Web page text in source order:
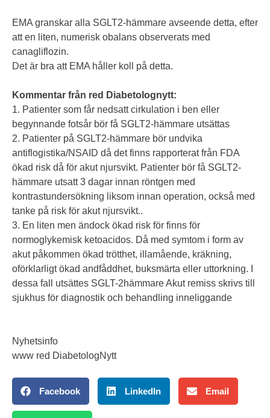
EMA granskar alla SGLT2-hämmare avseende detta, efter
att en liten, numerisk obalans observerats med
canagliflozin.
Det är bra att EMA håller koll på detta.
Kommentar från red Diabetolognytt:
1. Patienter som får nedsatt cirkulation i ben eller
begynnande fotsår bör få SGLT2-hämmare utsättas
2. Patienter på SGLT2-hämmare bör undvika
antiflogistika/NSAID då det finns rapporterat från FDA
ökad risk då för akut njursvikt. Patienter bör få SGLT2-
hämmare utsatt 3 dagar innan röntgen med
kontrastundersökning liksom innan operation, också med
tanke på risk för akut njursvikt..
3. En liten men ändock ökad risk för finns för
normoglykemisk ketoacidos. Då med symtom i form av
akut påkommen ökad trötthet, illamående, kräkning,
oförklarligt ökad andfåddhet, buksmärta eller uttorkning. I
dessa fall utsättes SGLT-2hämmare Akut remiss skrivs till
sjukhus för diagnostik och behandling inneliggande
Nyhetsinfo
www red DiabetologNytt
Facebook LinkedIn Email